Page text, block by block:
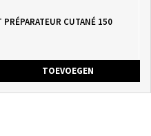
CUTANÉ 150
TOEVOEGEN